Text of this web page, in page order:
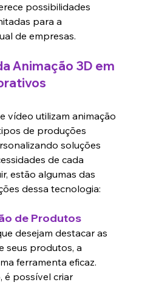
possibilidades
para a
de empresas.
Animação 3D em
vídeo utilizam animação
de produções
soluções
de cada
estão algumas das
dessa tecnologia:
de Produtos
desejam destacar as
seus produtos, a
ferramenta eficaz.
é possível criar